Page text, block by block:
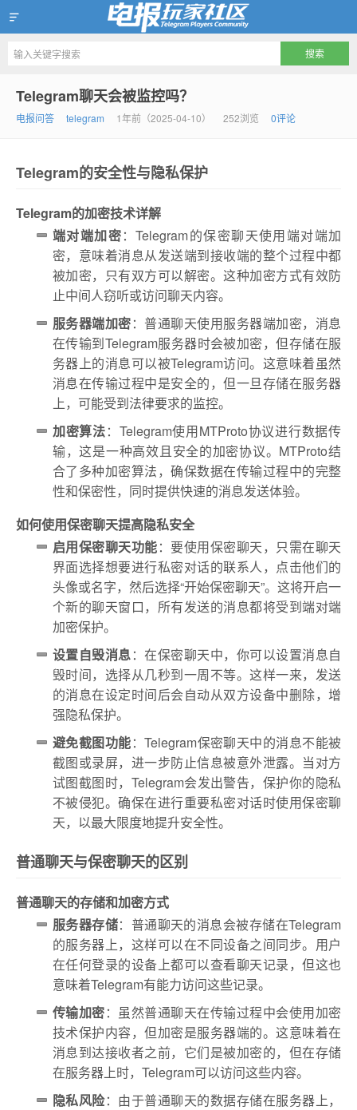
Telegram玩家社区
Telegram聊天会被监控吗？
电报问答 telegram 1年前（2025-04-10） 252浏览 0评论
Telegram的安全性与隐私保护
Telegram的加密技术详解
端对端加密：Telegram的保密聊天使用端对端加
密，意味着消息从发送端到接收端的整个过程中都
被加密，只有双方可以解密。这种加密方式有效防
止中间人窃听或访问聊天内容。
服务器端加密：普通聊天使用服务器端加密，消息
在传输到Telegram服务器时会被加密，但存储在服
务器上的消息可以被Telegram访问。这意味着虽然
消息在传输过程中是安全的，但一旦存储在服务器
上，可能受到法律要求的监控。
加密算法：Telegram使用MTProto协议进行数据传
输，这是一种高效且安全的加密协议。MTProto结
合了多种加密算法，确保数据在传输过程中的完整
性和保密性，同时提供快速的消息发送体验。
如何使用保密聊天提高隐私安全
启用保密聊天功能：要使用保密聊天，只需在聊天
界面选择想要进行私密对话的联系人，点击他们的
头像或名字，然后选择“开始保密聊天”。这将开启一
个新的聊天窗口，所有发送的消息都将受到端对端
加密保护。
设置自毁消息：在保密聊天中，你可以设置消息自
毁时间，选择从几秒到一周不等。这样一来，发送
的消息在设定时间后会自动从双方设备中删除，增
强隐私保护。
避免截图功能：Telegram保密聊天中的消息不能被
截图或录屏，进一步防止信息被意外泄露。当对方
试图截图时，Telegram会发出警告，保护你的隐私
不被侵犯。确保在进行重要私密对话时使用保密聊
天，以最大限度地提升安全性。
普通聊天与保密聊天的区别
普通聊天的存储和加密方式
服务器存储：普通聊天的消息会被存储在Telegram
的服务器上，这样可以在不同设备之间同步。用户
在任何登录的设备上都可以查看聊天记录，但这也
意味着Telegram有能力访问这些记录。
传输加密：虽然普通聊天在传输过程中会使用加密
技术保护内容，但加密是服务器端的。这意味着在
消息到达接收者之前，它们是被加密的，但在存储
在服务器上时，Telegram可以访问这些内容。
隐私风险：由于普通聊天的数据存储在服务器上，